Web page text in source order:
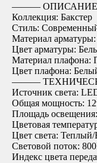
―――
Коллекция: Бакстер
Стиль:
Материал
Цвет арматуры:
Материал плафона:
Цвет плафона:
―――
Источник света:
Общая мощность:
Площадь
Цветовая
Цвет света:
Световой поток:
Индекс цвета